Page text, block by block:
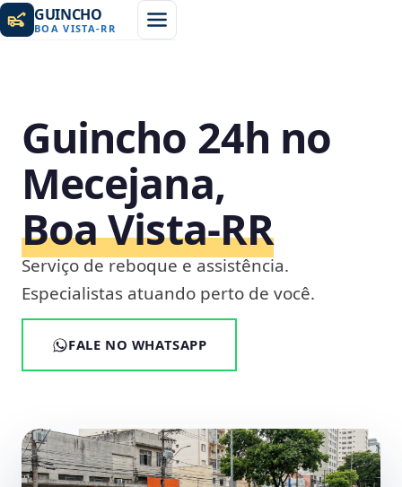
GUINCHO
BOA VISTA-RR
Guincho 24h no
Mecejana,
Boa Vista‑RR
Serviço de reboque e assistência.
Especialistas atuando perto de você.
FALE NO WHATSAPP